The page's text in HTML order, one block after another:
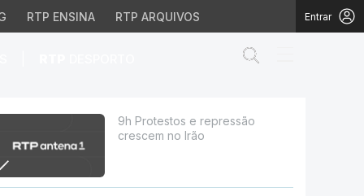
RTP ENSINA RTP ARQUIVOS Entrar
9h Protestos e repressão
crescem no Irão